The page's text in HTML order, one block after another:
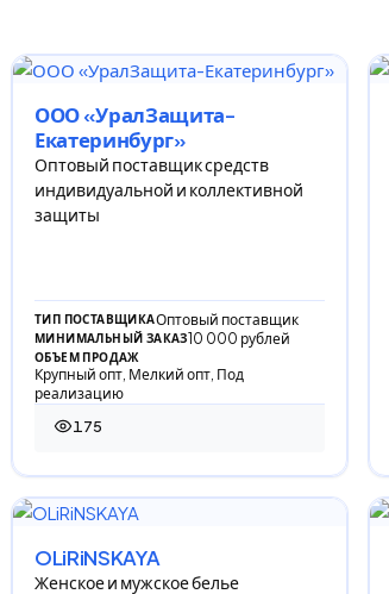
ООО «УралЗащита-
Екатеринбург»
Оптовый поставщик средств
индивидуальной и коллективной
защиты
ТИП ПОСТАВЩИКАОптовый поставщик
МИНИМАЛЬНЫЙ ЗАКАЗ10 000 рублей
ОБЪЕМ ПРОДАЖ
Крупный опт, Мелкий опт, Под
реализацию
175
175 просмотров
OLiRiNSKAYA
Женское и мужское белье